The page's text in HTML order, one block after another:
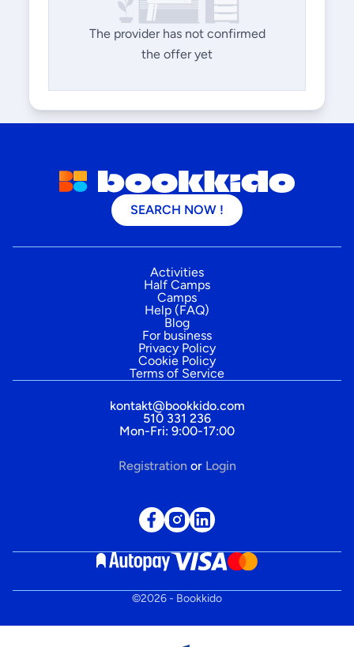
The provider has not confirmed
the offer yet
SEARCH NOW !
Activities
Half Camps
Camps
Help (FAQ)
Blog
For business
Privacy Policy
Cookie Policy
Terms of Service
kontakt@bookkido.com
510 331 236
Mon-Fri: 9:00-17:00
Registration or Login
©2026- Bookkido